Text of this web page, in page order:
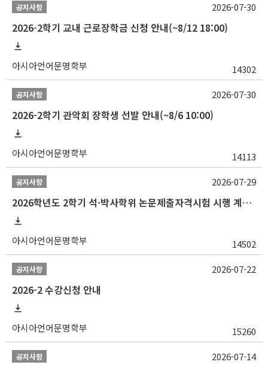
공지사항
2026-2학기 교내 근로장학금 신청 안내(~8/12 18:00)
아시아언어문명학부 14302
2026-07-30
공지사항
2026-2학기 관악회 장학생 선발 안내(~8/6 10:00)
아시아언어문명학부 14113
2026-07-30
공지사항
2026학년도 2학기 석·박사학위 논문제출자격시험 시행 계획 공고
아시아언어문명학부 14502
2026-07-29
공지사항
2026-2 수강신청 안내
아시아언어문명학부 15260
2026-07-22
공지사항 2026-07-14